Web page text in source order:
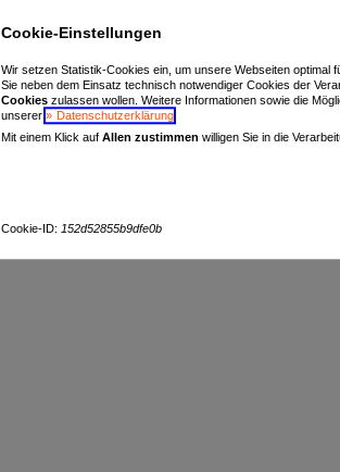
Cookie-Einstellungen
Wir setzen Statistik-Cookies ein, um unsere Webseiten
Sie neben dem Einsatz technisch notwendiger Cookies der
Cookieszulassen wollen. Weitere Informationen sowie die
unserer
Datenschutzerklärung.
Mit einem Klick auf Allen zustimmen willigen Sie in die
Cookie-ID: 152d52855b9dfe0b